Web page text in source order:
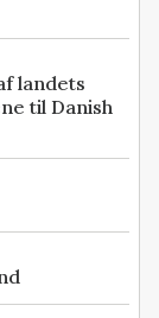
landets
til Danish